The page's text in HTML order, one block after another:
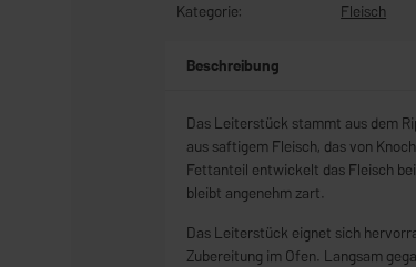
Kategorie:
Fleisch
Beschreibung
Das Leiterstück stammt aus dem
aus saftigem Fleisch, das von
Fettanteil entwickelt das Fleisch
bleibt angenehm zart.
Das Leiterstück eignet sich
Zubereitung im Ofen. Langsam